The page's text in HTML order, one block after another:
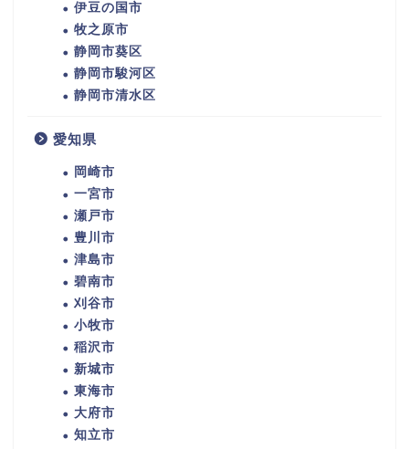
伊豆の国市
牧之原市
静岡市葵区
静岡市駿河区
静岡市清水区
愛知県
岡崎市
一宮市
瀬戸市
豊川市
津島市
碧南市
刈谷市
小牧市
稲沢市
新城市
東海市
大府市
知立市